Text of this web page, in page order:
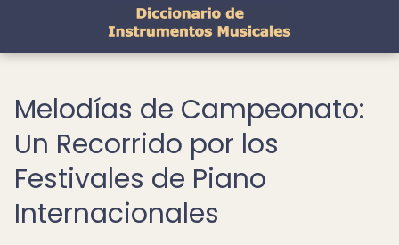
Melodías de Campeonato:
Un Recorrido por los
Festivales de Piano
Internacionales